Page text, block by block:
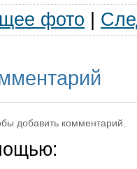
фото
добавить комментарий.